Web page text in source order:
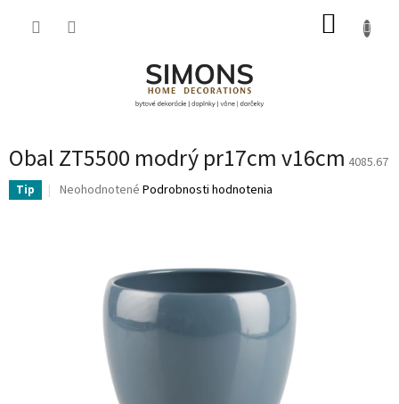
Obal ZT5500 modrý pr17cm v16cm 4085.67
Tip
Priemerné
hviezdičiek.
Neohodnotené Podrobnosti hodnotenia